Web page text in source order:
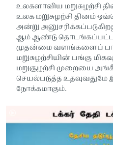
உலகளாவிய மறுசுழற்சி
உலக மறுசுழற்சி தினம்
அன்று
ஆம் ஆண்டு
முதன்மை வளங்களைப்
மறுசுழற்சியின் பங்கு
மறுசூழற்சி முறையை
செயல்படுத்த உதவுவதுமே
நோக்கமாகும்.